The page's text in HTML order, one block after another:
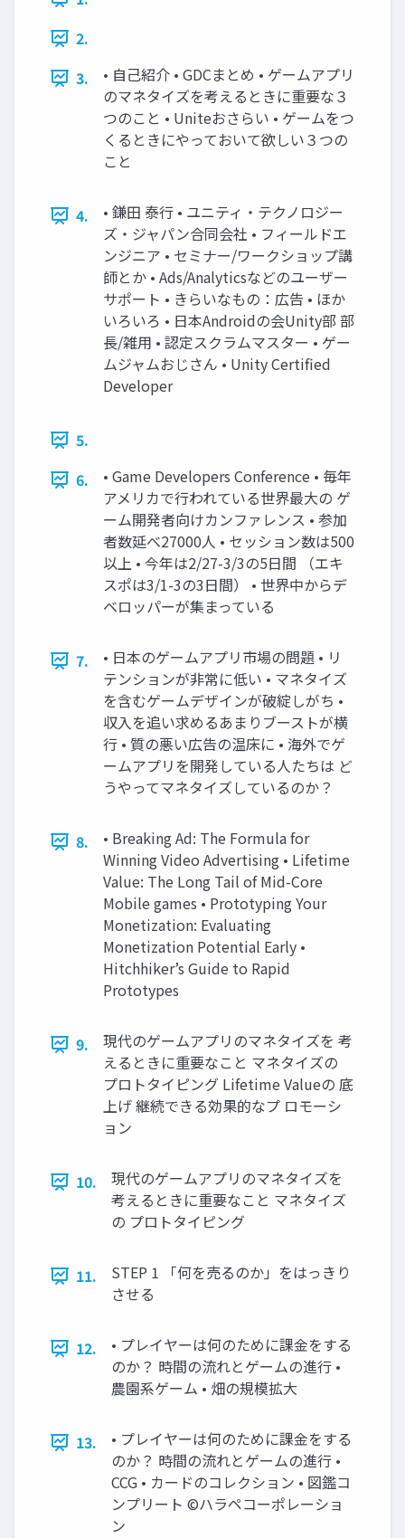
2.
3.
• 自己紹介 • GDCまとめ • ゲームアプリ
のマネタイズを考えるときに重要な３
つのこと • Uniteおさらい • ゲームをつ
くるときにやっておいて欲しい３つの
こと
4.
• 鎌田 泰行 • ユニティ・テクノロジー
ズ・ジャパン合同会社 • フィールドエ
ンジニア • セミナー/ワークショップ講
師とか • Ads/Analyticsなどのユーザー
サポート • きらいなもの：広告 • ほか
いろいろ • 日本Androidの会Unity部 部
長/雑用 • 認定スクラムマスター • ゲー
ムジャムおじさん • Unity Certified
Developer
5.
6.
• Game Developers Conference • 毎年
アメリカで行われている世界最大の ゲ
ーム開発者向けカンファレンス • 参加
者数延べ27000人 • セッション数は500
以上 • 今年は2/27-3/3の5日間 （エキ
スポは3/1-3の3日間） • 世界中からデ
ベロッパーが集まっている
7.
• 日本のゲームアプリ市場の問題 • リ
テンションが非常に低い • マネタイズ
を含むゲームデザインが破綻しがち •
収入を追い求めるあまりブーストが横
行 • 質の悪い広告の温床に • 海外でゲ
ームアプリを開発している人たちは ど
うやってマネタイズしているのか？
8.
• Breaking Ad: The Formula for
Winning Video Advertising • Lifetime
Value: The Long Tail of Mid-Core
Mobile games • Prototyping Your
Monetization: Evaluating
Monetization Potential Early •
Hitchhiker’s Guide to Rapid
Prototypes
9.
現代のゲームアプリのマネタイズを 考
えるときに重要なこと マネタイズの
プロトタイピング Lifetime Valueの 底
上げ 継続できる効果的なプ ロモーシ
ョン
10.
現代のゲームアプリのマネタイズを
考えるときに重要なこと マネタイズ
の プロトタイピング
11.
STEP 1 「何を売るのか」をはっきり
させる
12.
• プレイヤーは何のために課金をする
のか？ 時間の流れとゲームの進行 •
農園系ゲーム • 畑の規模拡大
13.
• プレイヤーは何のために課金をする
のか？ 時間の流れとゲームの進行 •
CCG • カードのコレクション • 図鑑コ
ンプリート ©ハラペコーポレーショ
ン